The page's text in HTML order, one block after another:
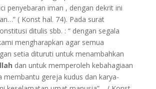
penyebaran iman , dengan dekrit ini
( Konst hal. 74). Pada surat
ditulis sbb. : “ dengan segala
mengharapkan agar semua
setia dituruti untuk menambahkan
dan untuk memperoleh kebahagiaan
membantu gereja kudus dan karya-